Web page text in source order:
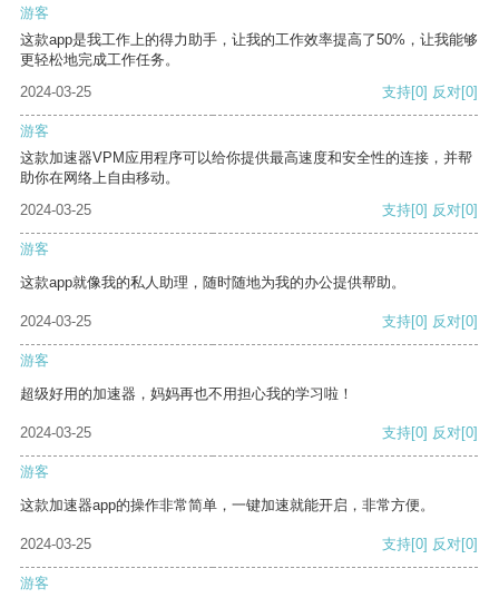
游客
这款app是我工作上的得力助手，让我的工作效率提高了50%，让我能够
更轻松地完成工作任务。
2024-03-25
支持[0] 反对[0]
游客
这款加速器VPM应用程序可以给你提供最高速度和安全性的连接，并帮
助你在网络上自由移动。
2024-03-25
支持[0] 反对[0]
游客
这款app就像我的私人助理，随时随地为我的办公提供帮助。
2024-03-25 支持[0] 反对[0]
游客
超级好用的加速器，妈妈再也不用担心我的学习啦！
2024-03-25 支持[0] 反对[0]
游客
这款加速器app的操作非常简单，一键加速就能开启，非常方便。
2024-03-25 支持[0] 反对[0]
游客